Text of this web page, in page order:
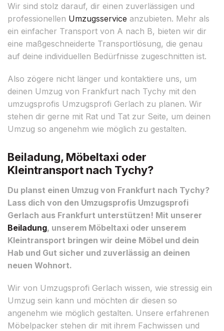
Wir sind stolz darauf, dir einen zuverlässigen und
professionellen Umzugsservice anzubieten. Mehr als
ein einfacher Transport von A nach B, bieten wir dir
eine maßgeschneiderte Transportlösung, die genau
auf deine individuellen Bedürfnisse zugeschnitten ist.
Also zögere nicht länger und kontaktiere uns, um
deinen Umzug von Frankfurt nach Tychy mit den
umzugsprofis Umzugsprofi Gerlach zu planen. Wir
stehen dir gerne mit Rat und Tat zur Seite, um deinen
Umzug so angenehm wie möglich zu gestalten.
Beiladung, Möbeltaxi oder
Kleintransport nach Tychy?
Du planst einen Umzug von Frankfurt nach Tychy?
Lass dich von den Umzugsprofis Umzugsprofi
Gerlach aus Frankfurt unterstützen! Mit unserer
Beiladung, unserem Möbeltaxi oder unserem
Kleintransport bringen wir deine Möbel und dein
Hab und Gut sicher und zuverlässig an deinen
neuen Wohnort.
Wir von Umzugsprofi Gerlach wissen, wie stressig ein
Umzug sein kann und möchten dir diesen so
angenehm wie möglich gestalten. Unsere erfahrenen
Möbelpacker stehen dir mit ihrem Fachwissen und